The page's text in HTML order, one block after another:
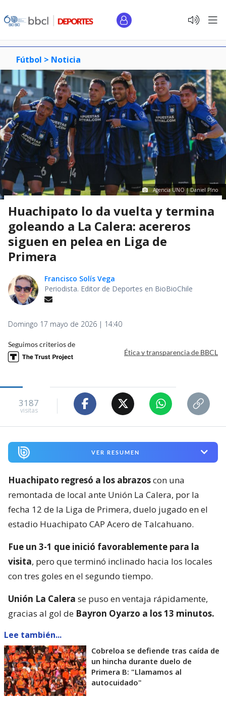
Fútbol > Noticia
Agencia UNO | Daniel PIno
Huachipato lo da vuelta y termina
goleando a La Calera: acereros
siguen en pelea en Liga de
Primera
Francisco Solís Vega
Periodista. Editor de Deportes en BioBioChile
Domingo 17 mayo de 2026 | 14:40
Seguimos criterios de
Ética y transparencia de BBCL
3187
visitas
VER RESUMEN
Huachipato regresó a los abrazoscon una
remontada de local ante Unión La Calera, por la
fecha 12 de la Liga de Primera, duelo jugado en el
estadio Huachipato CAP Acero de Talcahuano.
Fue un 3-1 que inició favorablemente para la
visita, pero que terminó inclinado hacia los locales
con tres goles en el segundo tiempo.
Unión La Calera se puso en ventaja rápidamente,
gracias al gol de Bayron Oyarzo a los 13 minutos.
Lee también...
Cobreloa se defiende tras caída de
un hincha durante duelo de
Primera B: "Llamamos al
autocuidado"